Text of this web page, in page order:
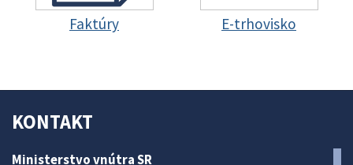
Faktúry E-trhovisko
KONTAKT
Ministerstvo vnútra SR